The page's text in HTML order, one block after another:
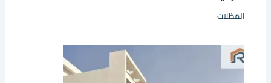
المظلات